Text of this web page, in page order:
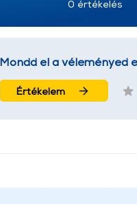
0 értékelés
Mondd el a véleményed
Értékelem